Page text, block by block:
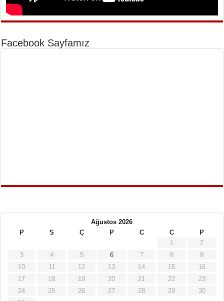
Facebook Sayfamız
Ağustos 2026
P
S Ç P C C
P
1
2
3
4 5 6 7 8
9
10
11 12 13 14 15
16
17
18 19 20 21 22
23
24
25 26 27 28 29
30